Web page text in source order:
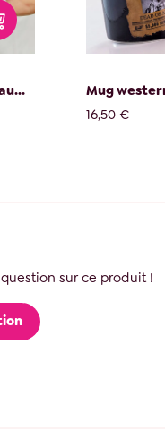
Mug
16,50 €
sur ce produit !